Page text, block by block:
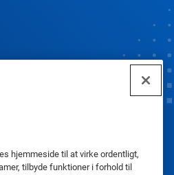
hjemmeside til at virke ordentligt,
tilbyde funktioner i forhold til